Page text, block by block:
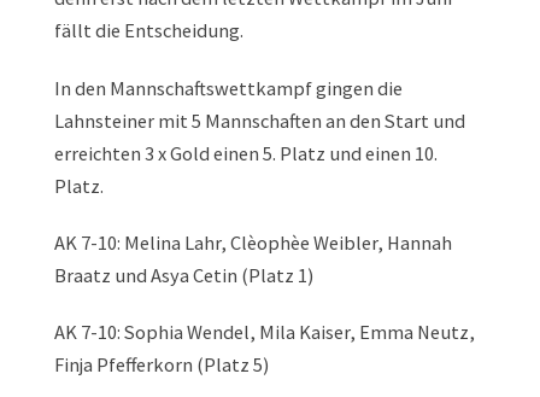
fällt die Entscheidung.
In den Mannschaftswettkampf gingen die
Lahnsteiner mit 5 Mannschaften an den Start und
erreichten 3 x Gold einen 5. Platz und einen 10.
Platz.
AK 7-10: Melina Lahr, Clèophèe Weibler, Hannah
Braatz und Asya Cetin (Platz 1)
AK 7-10: Sophia Wendel, Mila Kaiser, Emma Neutz,
Finja Pfefferkorn (Platz 5)